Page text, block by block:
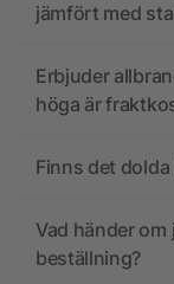
jämfört med
Erbjuder
höga är
Finns det
Vad händer
beställning?